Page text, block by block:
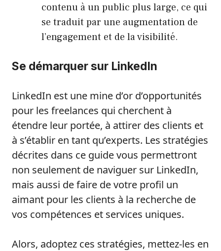
contenu à un public plus large, ce qui
se traduit par une augmentation de
l’engagement et de la visibilité.
Se démarquer sur LinkedIn
LinkedIn est une mine d’or d’opportunités
pour les freelances qui cherchent à
étendre leur portée, à attirer des clients et
à s’établir en tant qu’experts. Les stratégies
décrites dans ce guide vous permettront
non seulement de naviguer sur LinkedIn,
mais aussi de faire de votre profil un
aimant pour les clients à la recherche de
vos compétences et services uniques.
Alors, adoptez ces stratégies, mettez-les en